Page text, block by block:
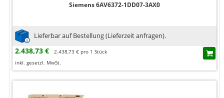
Siemens 6AV6372-1DD07-3AX0
Lieferbar auf Bestellung (Lieferzeit anfragen).
2.438,73 €
2.438,73 € pro 1 Stück
inkl. gesetzl. MwSt.